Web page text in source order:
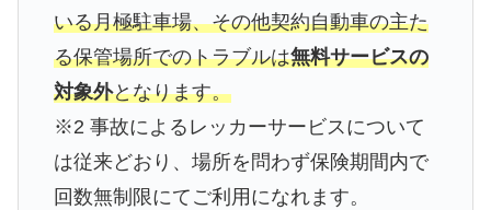
いる月極駐車場、その他契約自動車の主た
る保管場所でのトラブルは無料サービスの
対象外となります。
※2 事故によるレッカーサービスについて
は従来どおり、場所を問わず保険期間内で
回数無制限にてご利用になれます。